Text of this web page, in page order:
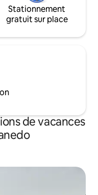
Stationnement
gratuit sur place
de vacances